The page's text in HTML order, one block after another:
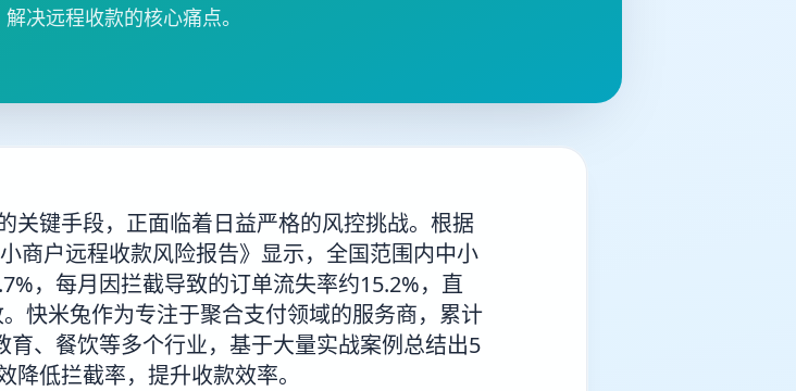
决远程收款的核心痛点。
关键手段，正面临着日益严格的风控挑战。根据
商户远程收款风险报告》显示，全国范围内中小
，每月因拦截导致的订单流失率约15.2%，直
快米兔作为专注于聚合支付领域的服务商，累计
、餐饮等多个行业，基于大量实战案例总结出5
低拦截率，提升收款效率。